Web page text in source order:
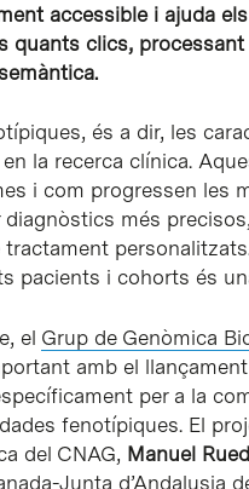
accessible i ajuda
quants clics,
és a dir, les
la recerca clínica.
i com progressen les
més
pacients i cohorts és
el Grup de Genòmica
amb el
per a la
fenotípiques. El
del CNAG, Manuel
Junta d’Andalusia